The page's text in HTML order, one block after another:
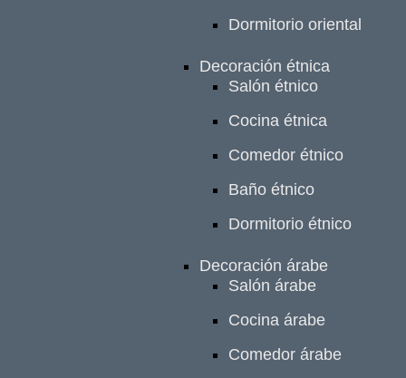
Dormitorio oriental
Decoración étnica
Salón étnico
Cocina étnica
Comedor étnico
Baño étnico
Dormitorio étnico
Decoración árabe
Salón árabe
Cocina árabe
Comedor árabe